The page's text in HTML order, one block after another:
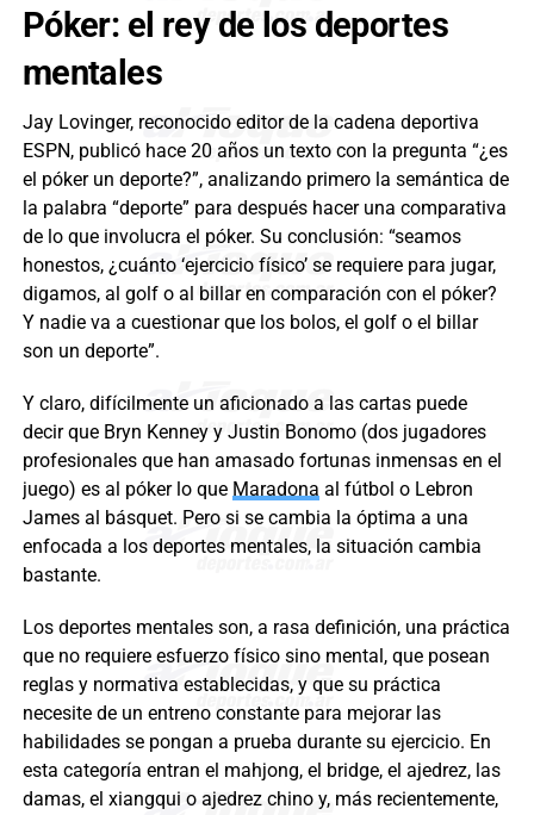
Póker: el rey de los deportes
mentales
Jay Lovinger, reconocido editor de la cadena deportiva
ESPN, publicó hace 20 años un texto con la pregunta “¿es
el póker un deporte?”, analizando primero la semántica de
la palabra “deporte” para después hacer una comparativa
de lo que involucra el póker. Su conclusión: “seamos
honestos, ¿cuánto ‘ejercicio físico’ se requiere para jugar,
digamos, al golf o al billar en comparación con el póker?
Y nadie va a cuestionar que los bolos, el golf o el billar
son un deporte”.
Y claro, difícilmente un aficionado a las cartas puede
decir que Bryn Kenney y Justin Bonomo (dos jugadores
profesionales que han amasado fortunas inmensas en el
juego) es al póker lo que Maradona al fútbol o Lebron
James al básquet. Pero si se cambia la óptima a una
enfocada a los deportes mentales, la situación cambia
bastante.
Los deportes mentales son, a rasa definición, una práctica
que no requiere esfuerzo físico sino mental, que posean
reglas y normativa establecidas, y que su práctica
necesite de un entreno constante para mejorar las
habilidades se pongan a prueba durante su ejercicio. En
esta categoría entran el mahjong, el bridge, el ajedrez, las
damas, el xiangqui o ajedrez chino y, más recientemente,